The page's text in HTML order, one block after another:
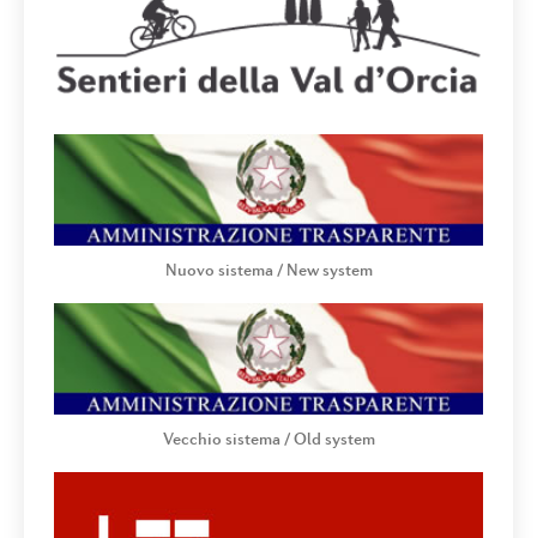
Nuovo sistema / New system
Vecchio sistema / Old system